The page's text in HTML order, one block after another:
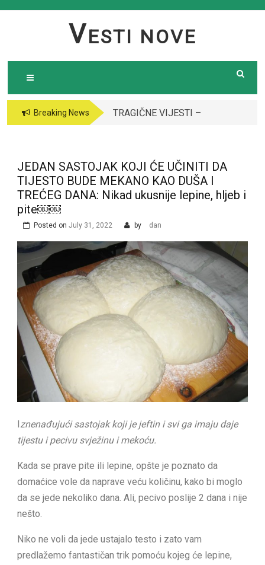
VESTI NOVE
Breaking News
TRAGIČNE VIJESTI –
i ogroman broj ljudi
ispred njene kuće￼￼
VODITELJICA
GROFA I NAPUSTILA
SRBIJU: Čekajte da
vidite kako danas
izgleda￼
JEDAN SASTOJAK KOJI ĆE UČINITI DA
TIJESTO BUDE MEKANO KAO DUŠA I
TREĆEG DANA: Nikad ukusnije lepine, hljeb i
pite￼￼
Posted on July 31, 2022 by dan
znenađujući sastojak koji je jeftin i svi ga imaju daje
tijestu i pecivu svježinu i mekoću.
Kada se prave pite ili lepine, opšte je poznato da
domaćice vole da naprave veću količinu, kako bi moglo
da se jede nekoliko dana. Ali, pecivo poslije 2 dana i nije
nešto.
Niko ne voli da jede ustajalo testo i zato vam
predlažemo fantastičan trik pomoću kojeg će lepine,